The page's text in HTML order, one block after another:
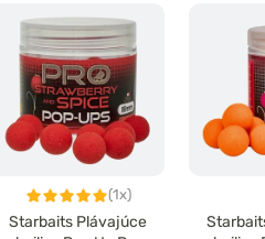
(1x)
Starbaits Plávajúce